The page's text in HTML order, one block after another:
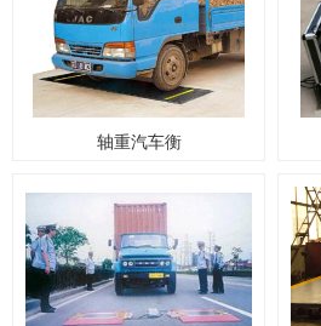
轴重汽车衡